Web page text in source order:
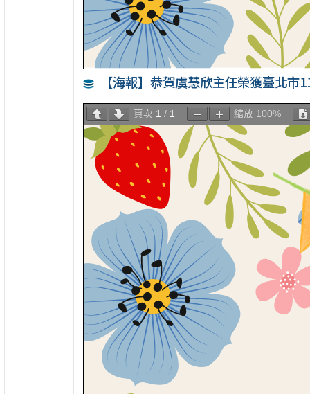
【海報】恭賀虞慧欣主任榮獲臺北
頁次 1 / 1 縮放 100%